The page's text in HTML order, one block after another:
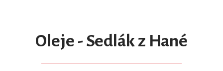
Oleje - Sedlák z Hané